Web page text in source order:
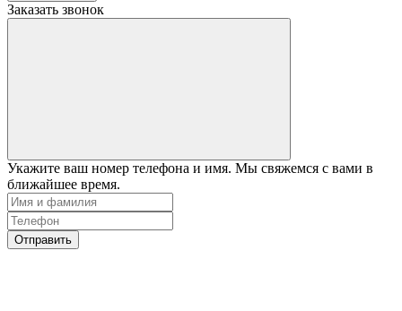
Заказать звонок
Укажите ваш номер телефона и имя. Мы свяжемся с вами в
ближайшее время.
Отправить